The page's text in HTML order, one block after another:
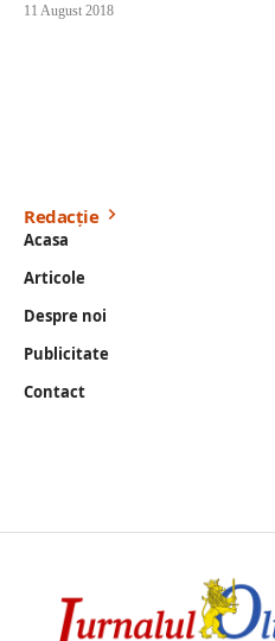
11 August 2018
Redacție
Acasa
Articole
Despre noi
Publicitate
Contact